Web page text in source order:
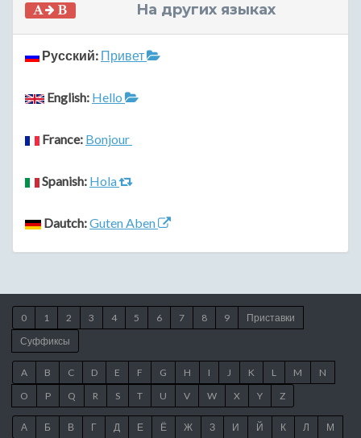
На других языках
Русский: Привет
English: Hello
France: Bonjour
Spanish: Hola
Dautch:Guten Aben
0 1 2 3 4 5 6 7 8 9
Приставки
Суффиксы
A B C D E F G H I J K L M
N
O
P Q R S T U V W X Y Z
А Б В Г Д Е Ё Ж З И Й К Л М